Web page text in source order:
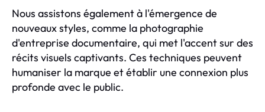
Nous assistons également à l'émergence de
nouveaux styles, comme la photographie
d'entreprise documentaire, qui met l'accent sur des
récits visuels captivants. Ces techniques peuvent
humaniser la marque et établir une connexion plus
profonde avec le public.